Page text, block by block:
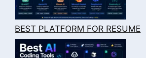
BEST PLATFORM FOR RESUME